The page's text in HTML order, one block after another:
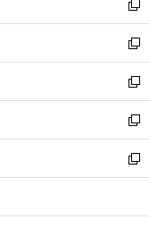
く
で
開
く
ド
ウ
で
開
く
ィ
ン
ド
ウ
で
開
く
い
ウ
ィ
ン
ド
ウ
で
開
く
新
し
い
ウ
ィ
ン
ド
ウ
で
開
新
し
い
ウ
ィ
ン
ド
ウ
開
新
し
い
ウ
ィ
ン
ウ
新
し
い
ウ
ン
新
し
ウ